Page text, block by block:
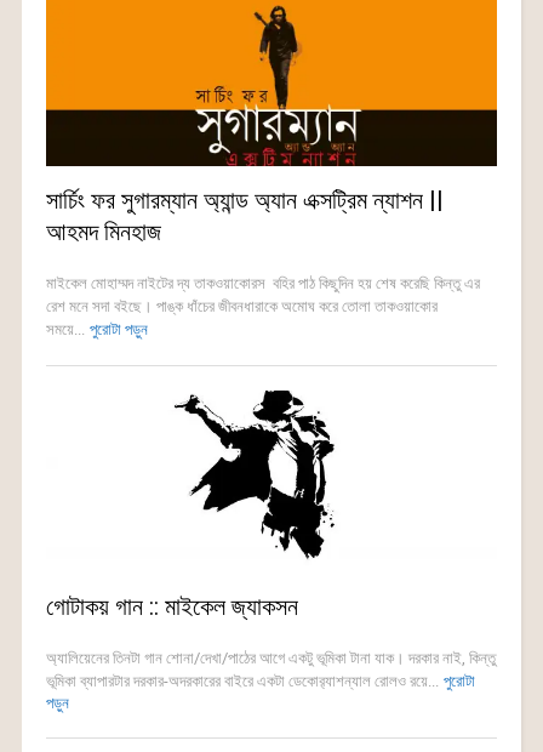
সার্চিং ফর সুগারম্যান অ্যান্ড অ্যান এক্সট্রিম ন্যাশন ||
আহমদ মিনহাজ
মাইকেল মোহাম্মদ নাইটের দ্য তাকওয়াকোরস বহির পাঠ কিছুদিন হয় শেষ করেছি কিন্তু এর
রেশ মনে সদা বইছে। পাঙ্ক ধাঁচের জীবনধারাকে অমোঘ করে তোলা তাকওয়াকোর
সময়ে... পুরোটা পড়ুন
গোটাকয় গান :: মাইকেল জ্যাকসন
অ্যালিয়েনের তিনটা গান শোনা/দেখা/পাঠের আগে একটু ভূমিকা টানা যাক। দরকার নাই, কিন্তু
ভূমিকা ব্যাপারটার দরকার-অদরকারের বাইরে একটা ডেকোর‍্যাশন্যাল রোলও রয়ে... পুরোটা
পড়ুন